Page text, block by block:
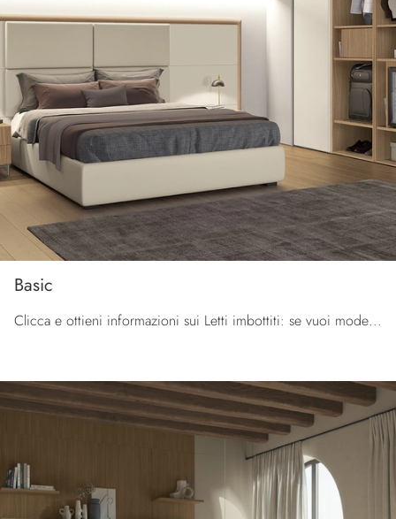
Basic
Clicca e ottieni informazioni sui Letti imbottiti: se vuoi modelli matrimoniali moderni, il modello Basic Colombini Casa fa al caso tuo.